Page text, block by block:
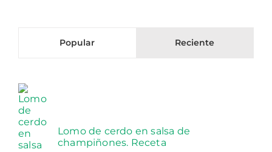
Popular Reciente
Lomo de cerdo en salsa de
champiñones. Receta